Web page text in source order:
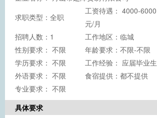
求职类型：全职
工资待遇： 4000-6000
元/月
招聘人数：1
工作地区：临城
性别要求： 不限
年龄要求：不限-不限
学历要求： 不限
工作经验： 应届毕业生
外语要求： 不限
食宿提供：都不提供
专业要求： 不限
具体要求